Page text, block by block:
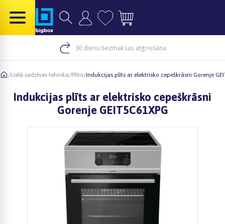
30 dienu bezmaksas atgriešana
/Lielā sadzīves tehnika/Plītis/Indukcijas plīts ar elektrisko cepeškrāsni Gorenje
Indukcijas plīts ar elektrisko cepeškrāsni
Gorenje GEIT5C61XPG